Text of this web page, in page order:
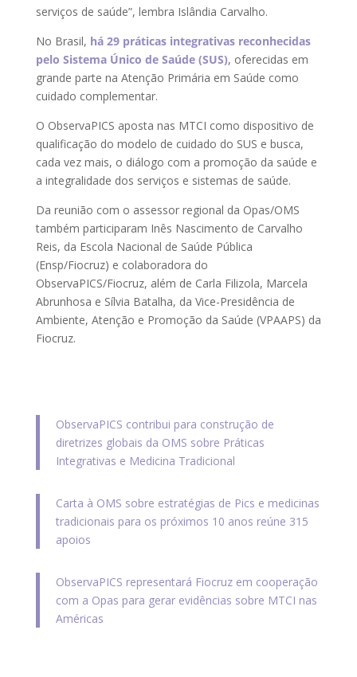
serviços de saúde”, lembra Islândia Carvalho.
No Brasil, há 29 práticas integrativas reconhecidas
pelo Sistema Único de Saúde (SUS), oferecidas em
grande parte na Atenção Primária em Saúde como
cuidado complementar.
O ObservaPICS aposta nas MTCI como dispositivo de
qualificação do modelo de cuidado do SUS e busca,
cada vez mais, o diálogo com a promoção da saúde e
a integralidade dos serviços e sistemas de saúde.
Da reunião com o assessor regional da Opas/OMS
também participaram Inês Nascimento de Carvalho
Reis, da Escola Nacional de Saúde Pública
(Ensp/Fiocruz) e colaboradora do
ObservaPICS/Fiocruz, além de Carla Filizola, Marcela
Abrunhosa e Sílvia Batalha, da Vice-Presidência de
Ambiente, Atenção e Promoção da Saúde (VPAAPS) da
Fiocruz.
ObservaPICS contribui para construção de
diretrizes globais da OMS sobre Práticas
Integrativas e Medicina Tradicional
Carta à OMS sobre estratégias de Pics e medicinas
tradicionais para os próximos 10 anos reúne 315
apoios
ObservaPICS representará Fiocruz em cooperação
com a Opas para gerar evidências sobre MTCI nas
Américas